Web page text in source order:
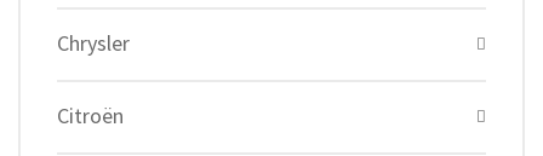
Chrysler
Citroën